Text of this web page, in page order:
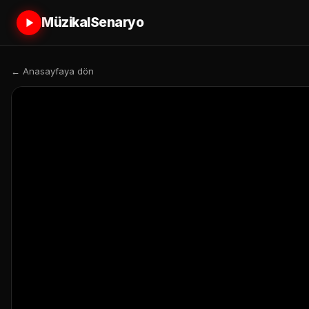
MüzikalSenaryo
← Anasayfaya dön